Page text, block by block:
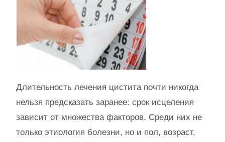
Длительность лечения цистита почти никогда
нельзя предсказать заранее: срок исцеления
зависит от множества факторов. Среди них не
только этиология болезни, но и пол, возраст,